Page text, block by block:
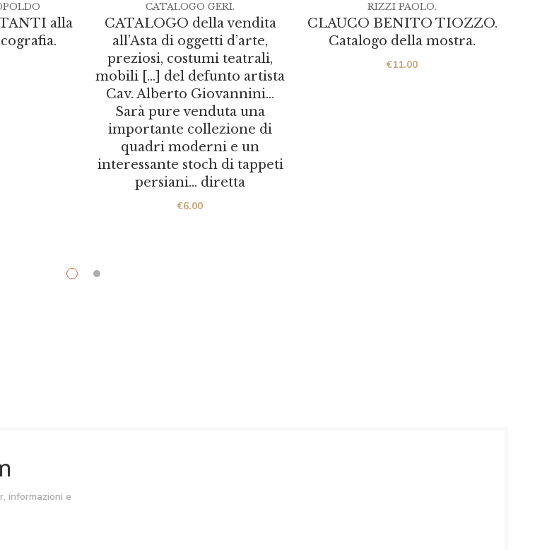
alla
CATALOGO della vendita
all’Asta di oggetti d’arte,
preziosi, costumi teatrali,
mobili […] del defunto artista
Cav. Alberto Giovannini…
Sarà pure venduta una
importante collezione di
quadri moderni e un
interessante stoch di tappeti
persiani… diretta
€6.00
CATALOGO GERI.
CLAUCO BENITO TIOZZO.
Catalogo della mostra.
€11.00
RIZZI PAOLO.
informazioni e